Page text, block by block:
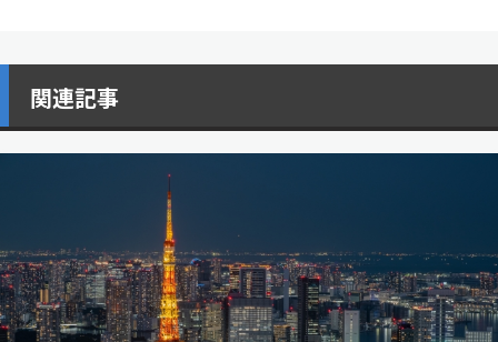
関連記事